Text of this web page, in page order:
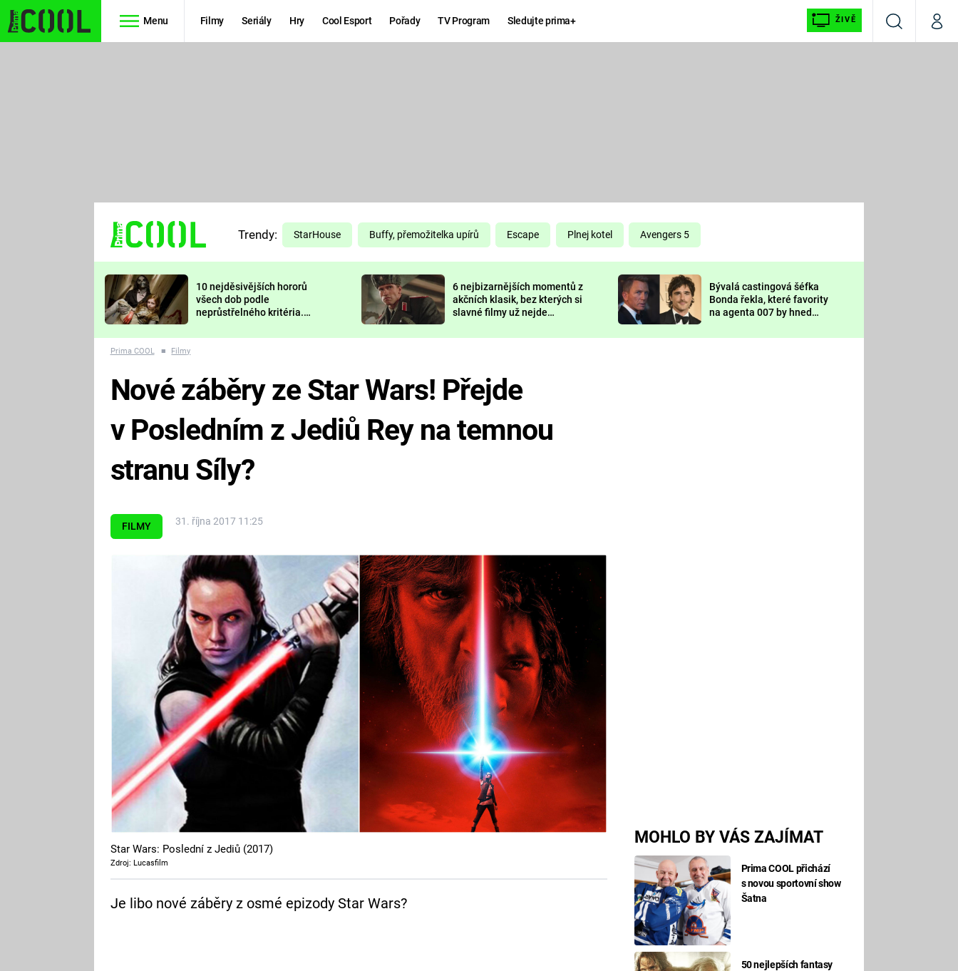
Menu Filmy Seriály Hry Cool Esport Pořady TV Program Sledujte prima+ ŽIVĚ
VyhledáváníMůj
TŘESKU
FUTURAMA
PREDÁTOR
DELIVERANCE
KOMEDIE
CHUCK
NORRIS
DEADPOOL
Prima LAJK
Sledujte nás
Trendy: StarHouse Buffy, přemožitelka upírů Escape Plnej kotel Avengers 5
10 nejděsivějších hororů
všech dob podle
neprůstřelného kritéria.
nejvíc zvednou tep?
6 nejbizarnějších momentů z
akčních klasik, bez kterých si
slavné filmy už nejde
Bývalá castingová šéfka
Bonda řekla, které favority
na agenta 007 by hned
Prima COOL ■ Filmy
FILMY 31. října 2017 11:25
MOHLO BY VÁS ZAJÍMAT
Prima COOL přichází
s novou sportovní show
Šatna
50 nejlepších fantasy
Nové záběry ze Star Wars! Přejde
v Posledním z Jediů Rey na temnou
stranu Síly?
Star Wars: Poslední z Jediů (2017)
Zdroj: Lucasfilm
Je libo nové záběry z osmé epizody Star Wars?